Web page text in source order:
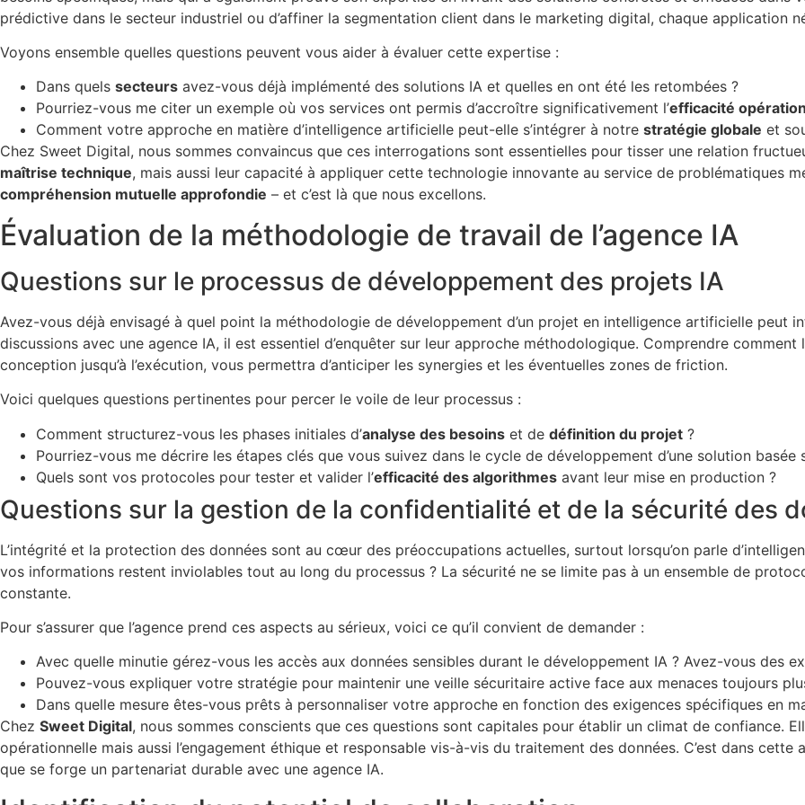
prédictive dans le secteur industriel ou d’affiner la segmentation client dans le marketing digital, chaque application
Voyons ensemble quelles questions peuvent vous aider à évaluer cette expertise :
Dans quels secteurs avez-vous déjà implémenté des solutions IA et quelles en ont été les retombées ?
Pourriez-vous me citer un exemple où vos services ont permis d’accroître significativement l’efficacité
Comment votre approche en matière d’intelligence artificielle peut-elle s’intégrer à notre stratégie globale et
Chez Sweet Digital, nous sommes convaincus que ces interrogations sont essentielles pour tisser une relation
maîtrise technique, mais aussi leur capacité à appliquer cette technologie innovante au service de problématiques
compréhension mutuelle approfondie – et c’est là que nous excellons.
Évaluation de la méthodologie de travail de l’agence IA
Questions sur le processus de développement des projets IA
Avez-vous déjà envisagé à quel point la méthodologie de développement d’un projet en intelligence artificielle peut
discussions avec une agence IA, il est essentiel d’enquêter sur leur approche méthodologique. Comprendre comment
conception jusqu’à l’exécution, vous permettra d’anticiper les synergies et les éventuelles zones de friction.
Voici quelques questions pertinentes pour percer le voile de leur processus :
Comment structurez-vous les phases initiales d’analyse des besoins et de définition du projet ?
Pourriez-vous me décrire les étapes clés que vous suivez dans le cycle de développement d’une solution basée
Quels sont vos protocoles pour tester et valider l’efficacité des algorithmes avant leur mise en production ?
Questions sur la gestion de la confidentialité et de la sécurité des
L’intégrité et la protection des données sont au cœur des préoccupations actuelles, surtout lorsqu’on parle
vos informations restent inviolables tout au long du processus ? La sécurité ne se limite pas à un ensemble de
constante.
Pour s’assurer que l’agence prend ces aspects au sérieux, voici ce qu’il convient de demander :
Avec quelle minutie gérez-vous les accès aux données sensibles durant le développement IA ? Avez-vous des
Pouvez-vous expliquer votre stratégie pour maintenir une veille sécuritaire active face aux menaces toujours
Dans quelle mesure êtes-vous prêts à personnaliser votre approche en fonction des exigences spécifiques en
Chez Sweet Digital, nous sommes conscients que ces questions sont capitales pour établir un climat de confiance.
opérationnelle mais aussi l’engagement éthique et responsable vis-à-vis du traitement des données. C’est dans
que se forge un partenariat durable avec une agence IA.